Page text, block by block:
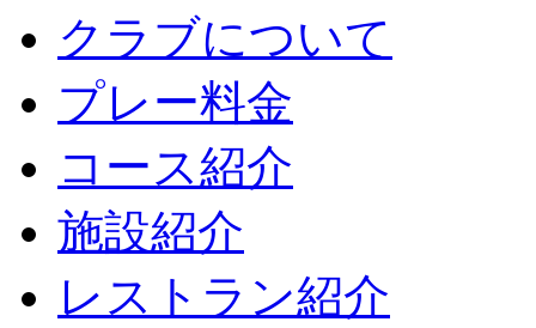
クラブについて
プレー料金
コース紹介
施設紹介
レストラン紹介